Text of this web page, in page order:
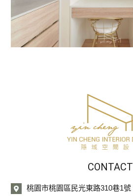
CONTACT
桃園市桃園區民光東路310巷1號